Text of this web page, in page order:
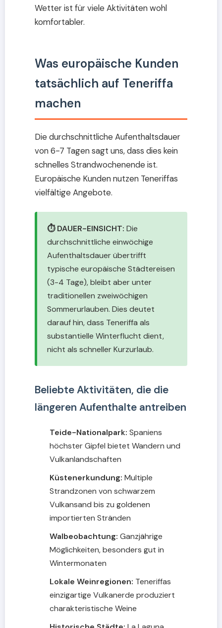
Wetter ist für viele Aktivitäten wohl
komfortabler.
Was europäische Kunden
tatsächlich auf Teneriffa
machen
Die durchschnittliche Aufenthaltsdauer
von 6-7 Tagen sagt uns, dass dies kein
schnelles Strandwochenende ist.
Europäische Kunden nutzen Teneriffas
vielfältige Angebote.
⏱️ DAUER-EINSICHT: Die
durchschnittliche einwöchige
Aufenthaltsdauer übertrifft
typische europäische Städtereisen
(3-4 Tage), bleibt aber unter
traditionellen zweiwöchigen
Sommerurlauben. Dies deutet
darauf hin, dass Teneriffa als
substantielle Winterflucht dient,
nicht als schneller Kurzurlaub.
Beliebte Aktivitäten, die die
längeren Aufenthalte antreiben
Teide-Nationalpark: Spaniens
höchster Gipfel bietet Wandern und
Vulkanlandschaften
Küstenerkundung: Multiple
Strandzonen von schwarzem
Vulkansand bis zu goldenen
importierten Stränden
Walbeobachtung: Ganzjährige
Möglichkeiten, besonders gut in
Wintermonaten
Lokale Weinregionen: Teneriffas
einzigartige Vulkanerde produziert
charakteristische Weine